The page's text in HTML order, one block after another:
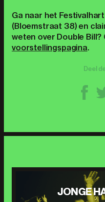
Ga naar het
(Bloemstraat 38) en
weten over Double Bill?
voorstellingspagina.
Deel
JONGE